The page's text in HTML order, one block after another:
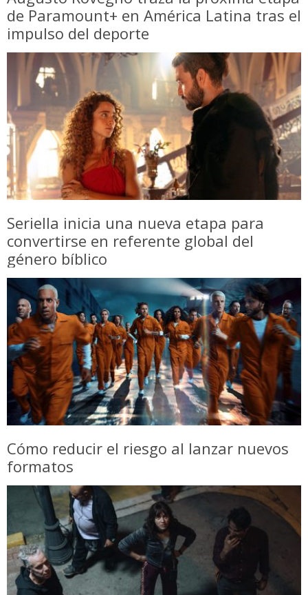
de Paramount+ en América Latina tras el
impulso del deporte
Seriella inicia una nueva etapa para
convertirse en referente global del
género bíblico
Cómo reducir el riesgo al lanzar nuevos
formatos